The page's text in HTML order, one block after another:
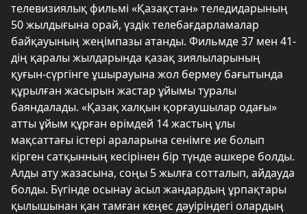
телевизиялық фильмі «Қазақстан» теледидарының
50 жылдығына орай, үздік телебағдарламалар
байқауының жеңімпазы атанды. Фильмде 37 мен 41-
дің қаралы жылдарында қазақ зиялыларының
қуғын-сүргінге ұшырауына жол бермеу бағытында
құрылған жасырын жастар ұйымы туралы
баяндалады. «Қазақ халқын қорғаушылар одағы»
атты ұйым құрған өрімдей 14 жастың ұлы
мақсаттағы істері араларына сенімге ие болып
кірген сатқынның кесірінен бір түнде әшкере болды.
Алды ату жазасына, соңы 5 жылға сотталып, айдауда
болды. Бүгінде осынау асыл жандардың ұрпақтары
қылышынан қан тамған кеңес дәуіріндегі олардың